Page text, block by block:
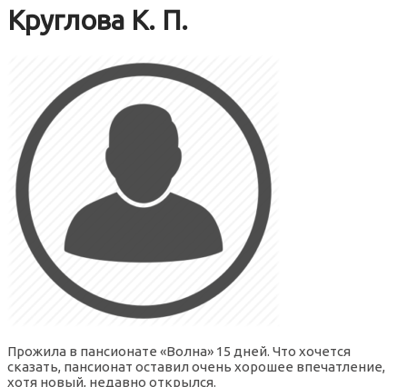
Круглова К. П.
Прожила в пансионате «Волна» 15 дней. Что хочется
сказать, пансионат оставил очень хорошее впечатление,
хотя новый, недавно открылся.